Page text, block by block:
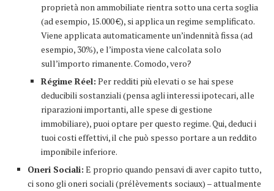
proprietà non ammobiliate rientra sotto una certa soglia
(ad esempio, 15.000 €), si applica un regime semplificato.
Viene applicata automaticamente un’indennità fissa (ad
esempio, 30%), e l’imposta viene calcolata solo
sull’importo rimanente. Comodo, vero?
Régime Réel: Per redditi più elevati o se hai spese
deducibili sostanziali (pensa agli interessi ipotecari, alle
riparazioni importanti, alle spese di gestione
immobiliare), puoi optare per questo regime. Qui, deduci i
tuoi costi effettivi, il che può spesso portare a un reddito
imponibile inferiore.
Oneri Sociali: E proprio quando pensavi di aver capito tutto,
ci sono gli oneri sociali (prélèvements sociaux) – attualmente